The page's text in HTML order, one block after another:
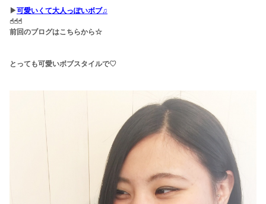
▶︎可愛いくて大人っぽいボブ♫
☝︎☝︎☝︎
前回のブログはこちらから☆
とっても可愛いボブスタイルで♡